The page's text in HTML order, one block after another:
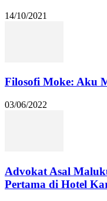
14/10/2021
Filosofi Moke: Aku
03/06/2022
Advokat Asal
Pertama di Hotel